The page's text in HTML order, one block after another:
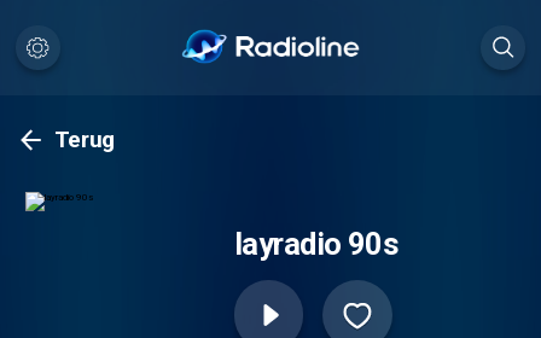
Terug
layradio 90s